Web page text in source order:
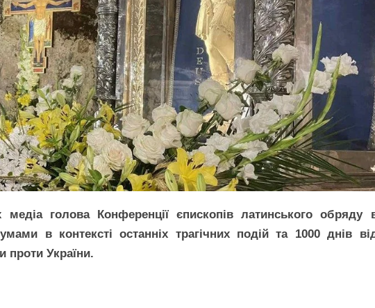
голова Конференції єпископів латинського обряду
в контексті останніх трагічних подій та 1000 днів
проти України.